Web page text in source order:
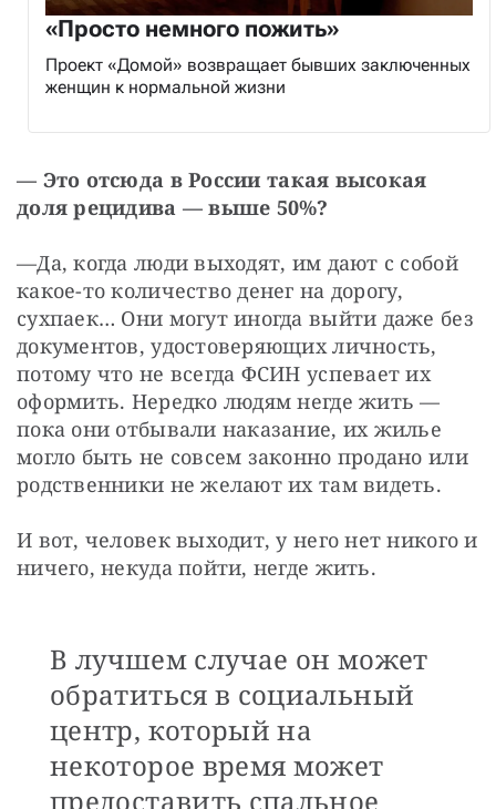
«Просто немного пожить»
Проект «Домой» возвращает бывших заключенных
женщин к нормальной жизни
— Это отсюда в России такая высокая
доля рецидива — выше 50%?
—Да, когда люди выходят, им дают с собой
какое-то количество денег на дорогу,
сухпаек… Они могут иногда выйти даже без
документов, удостоверяющих личность,
потому что не всегда ФСИН успевает их
оформить. Нередко людям негде жить —
пока они отбывали наказание, их жилье
могло быть не совсем законно продано или
родственники не желают их там видеть.
И вот, человек выходит, у него нет никого и
ничего, некуда пойти, негде жить.
В лучшем случае он может
обратиться в социальный
центр, который на
некоторое время может
предоставить спальное